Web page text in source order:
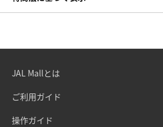
JAL Mallとは
ご利用ガイド
操作ガイド